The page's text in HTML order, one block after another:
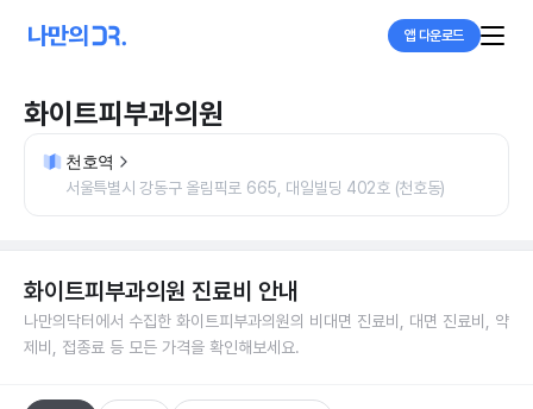
앱 다운로드
화이트피부과의원
천호역
서울특별시 강동구 올림픽로 665, 대일빌딩 402호 (천호동)
화이트피부과의원 진료비 안내
나만의닥터에서 수집한 화이트피부과의원의 비대면 진료비, 대면 진료비, 약
제비, 접종료 등 모든 가격을 확인해보세요.